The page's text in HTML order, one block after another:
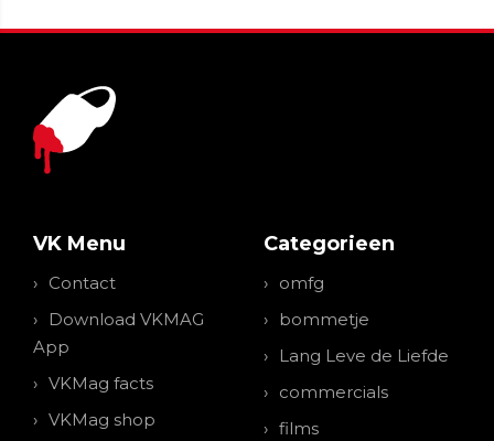
VK Menu
Contact
Download VKMAG
App
VKMag facts
VKMag shop
Categorieen
omfg
bommetje
Lang Leve de Liefde
commercials
films